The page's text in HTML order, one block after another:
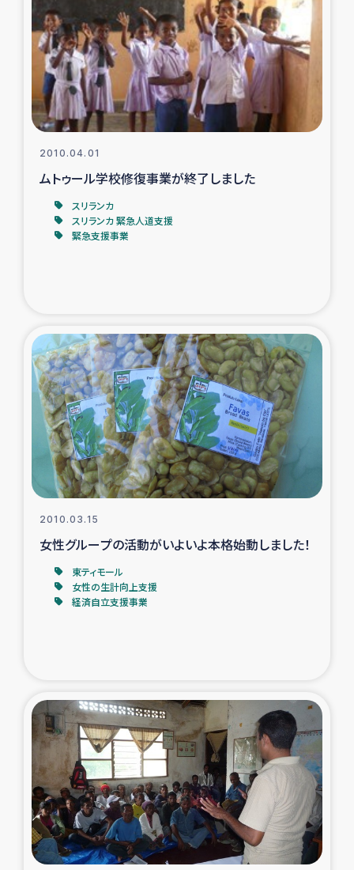
トルコ・シリア地震被災者支援
デニヤヤ小規模紅茶農家支援
コーヒー生産者支援
アイナロ県マウベシ郡でのコーヒー畑改善事業
ベイルート大規模爆発被災者支援
2010.04.01
ムトゥール学校修復事業が終了しました
スリランカ
スリランカ 緊急人道支援
緊急支援事業
2010.03.15
女性グループの活動がいよいよ本格始動しました！
東ティモール
女性の生計向上支援
経済自立支援事業